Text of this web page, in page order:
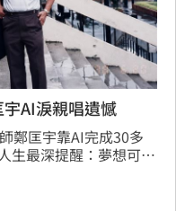
AI淚親唱遺憾
鄭匡宇靠AI完成30多
生最深提醒：夢想可以